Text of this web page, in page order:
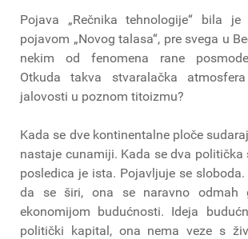
Pojava „Rečnika tehnologije“ bila
pojavom „Novog talasa“, pre svega u
nekim od fenomena rane
Otkuda takva stvaralačka
jalovosti u poznom titoizmu?
Kada se dve kontinentalne ploče
nastaje cunamiji. Kada se dva politička
posledica je ista. Pojavljuje se
da se širi, ona se naravno odmah
ekonomijom budućnosti. Ideja
politički kapital, ona nema veze s